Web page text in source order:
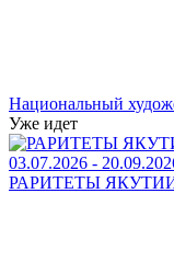
Национальный
Уже идет
03.07.2026 -
РАРИТЕТЫ ЯКУТИИ.